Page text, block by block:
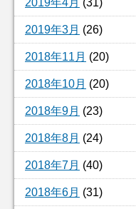
2019年4月 (31)
2019年3月 (26)
2018年11月 (20)
2018年10月 (20)
2018年9月 (23)
2018年8月 (24)
2018年7月 (40)
2018年6月 (31)